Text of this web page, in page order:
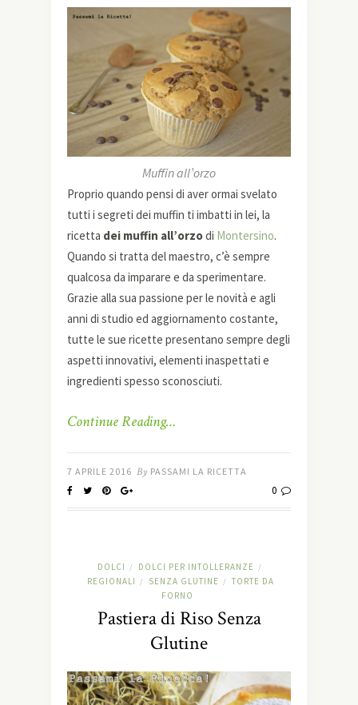
Muffin all’orzo
Proprio quando pensi di aver ormai svelato
tutti i segreti dei muffin ti imbatti in lei, la
ricetta dei muffin all’orzodi Montersino.
Quando si tratta del maestro, c’è sempre
qualcosa da imparare e da sperimentare.
Grazie alla sua passione per le novità e agli
anni di studio ed aggiornamento costante,
tutte le sue ricette presentano sempre degli
aspetti innovativi, elementi inaspettati e
ingredienti spesso sconosciuti.
Continue Reading…
7 APRILE 2016 By PASSAMI LA RICETTA
0
DOLCI / DOLCI PER INTOLLERANZE /
REGIONALI / SENZA GLUTINE /
TORTE DA
FORNO
Pastiera di Riso Senza
Glutine